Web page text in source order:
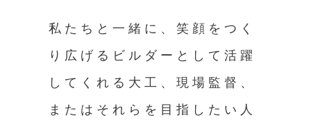
私たちと一緒に、笑顔をつく
り広げるビルダーとして活躍
してくれる大工、現場監督、
またはそれらを目指したい人